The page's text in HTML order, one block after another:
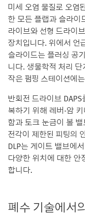
미세 오염 물질로 오염
한 모든 플랩과 슬라이
라이브와 선형 드라이
장치입니다. 위에서 언
슬라이드는 플러싱 공
니다. 생물학적 처리
작은 펌핑 스테이션에
반회전 드라이브
복하기 위해 레버-암
함과 토크 눈금이 볼
전각이 제한된 피팅의
DLP는 게이트 밸브에
다양한 위치에 대한 안
합니다.
폐수 기술에서